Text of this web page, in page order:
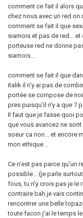
comment ce fait il alors
chez nous avec un red
comment se fait il que
siamois et pas de red...
porteuse red ne donne
siamois...
comment se fait il que
italik il n'y ai pas de
portée se compose de
pres puisqu'il n'y a que 7
Il faut que je fasse quoi
que vous avancez ne
soeur ca non... et encore
mon ethique...
Ce n'est pas parce qu'un
possible... (je parle
fous, tu n'y crois pas je le
contraire bah je vais
rencontrer une belle
toute facon j'ai le temps